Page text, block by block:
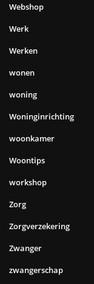
Webshop
Werk
Werken
wonen
woning
Woninginrichting
woonkamer
Woontips
workshop
Zorg
Zorgverzekering
Zwanger
zwangerschap